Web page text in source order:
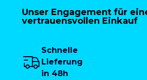
Unser Engagement für
vertrauensvollen Einkauf
Schnelle
Lieferung
in 48h